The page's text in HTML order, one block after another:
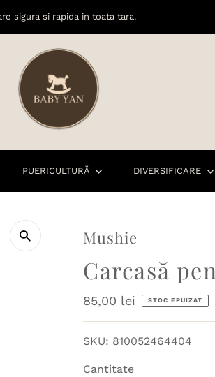
sigura si rapida in toata tara.
PUERICULTURĂ DIVERSIFICARE
Mushie
Carcasă
Preț
obișnuit
85,00 lei STOC EPUIZAT
SKU: 810052464404
Cantitate